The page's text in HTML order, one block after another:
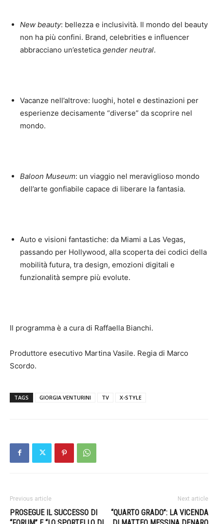
New beauty: bellezza e inclusività. Il mondo del beauty
non ha più confini. Brand, celebrities e influencer
abbracciano un’estetica gender neutral.
Vacanze nell’altrove: luoghi, hotel e destinazioni per
esperienze decisamente “diverse” da scoprire nel
mondo.
Baloon Museum: un viaggio nel meraviglioso mondo
dell’arte gonfiabile capace di liberare la fantasia.
Auto e visioni fantastiche: da Miami a Las Vegas,
passando per Hollywood, alla scoperta dei codici della
mobilità futura, tra design, emozioni digitali e
funzionalità sempre più evolute.
Il programma è a cura di Raffaella Bianchi.
Produttore esecutivo Martina Vasile. Regia di Marco
Scordo.
TAGS GIORGIA VENTURINI TV X-STYLE
Previous article
PROSEGUE IL SUCCESSO DI
Next article
“QUARTO GRADO”: LA VICENDA